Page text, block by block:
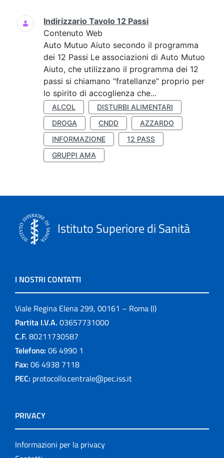
Ricerca
Indirizzario Tavolo 12 Passi
Contenuto Web
Auto Mutuo Aiuto secondo il programma
dei 12 Passi Le associazioni di Auto Mutuo
Aiuto, che utilizzano il programma dei 12
passi si chiamano “fratellanze” proprio per
lo spirito di accoglienza che...
ALCOL
DISTURBI ALIMENTARI
DROGA
CNDD
AZZARDO
INFORMAZIONE
12 PASS
GRUPPI AMA
Istituto Superiore di Sanità
I NOSTRI CONTATTI
Viale Regina Elena 299, 00161 – Roma (I)
Partita I.V.A. 03657731000
C.F. 80211730587
Telefono: 06 4990 1
Fax: 06 4938 7118
PEC: protocollo.centrale@pec.iss.it
PRIVACY
Informazioni per la privacy